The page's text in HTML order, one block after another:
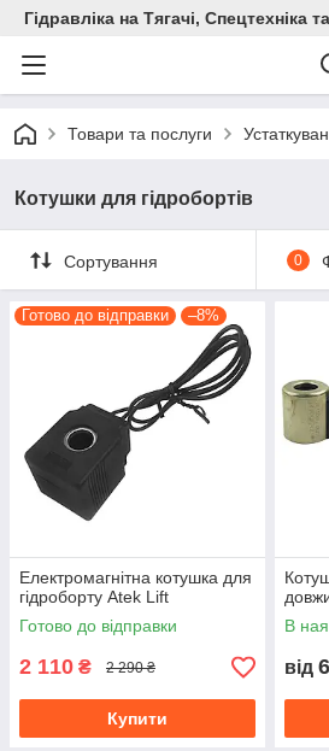
Гідравліка на Тягачі, Спецтехніка
Товари та послуги
Котушки для гідробортів
Сортування 0
Готово до відправки –8%
Електромагнітна котушка для
гідроборту Atek Lift
Готово до відправки
2 110 ₴ 2 290 ₴
Купити
В
від